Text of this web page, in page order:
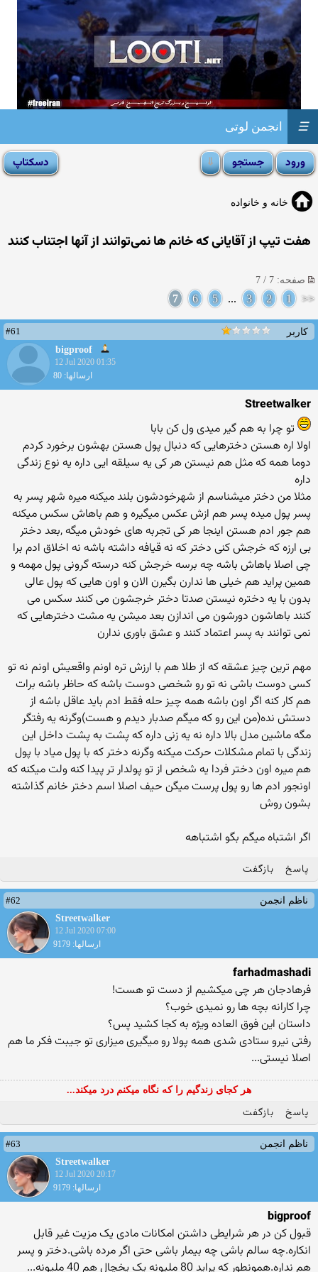
انجمن لوتی ☰
خانه و خانواده
هفت تیپ از آقایانی که خانم ها نمی‌توانند از آنها اجتناب کنند
صفحه: 7 / 7
<<
1
2
3
...
5
6
7
کاربر
#61
bigproof
12 Jul 2020 01:35
ارسالها: 80
Streetwalker
تو چرا به هم گیر میدی ول کن بابا
اولا اره هستن دخترهایی که دنبال پول هستن بهشون برخورد کردم
دوما همه که مثل هم نیستن هر کی یه سیلقه ایی داره یه نوع زندگی
داره
مثلا من دختر میشناسم از شهرخودشون بلند میکنه میره شهر پسر به
پسر پول میده پسر هم ازش عکس میگیره و هم باهاش سکس میکنه
هم جور ادم هستن اینجا هر کی تجربه های خودش میگه ,بعد دختر
بی ارزه که خرجش کنی دختر که نه قیافه داشته باشه نه اخلاق ادم برا
چی اصلا باهاش باشه چه برسه خرجش کنه درسته گرونی پول مهمه و
همین پراید هم خیلی ها ندارن بگیرن الان و اون هایی که پول عالی
بدون با یه دختره نیستن صدتا دختر خرجشون می کنند سکس می
کنند باهاشون دورشون می اندازن بعد میشن یه مشت دخترهایی که
نمی توانند به پسر اعتماد کنند و عشق باوری ندارن
مهم ترین چیز عشقه که از طلا هم با ارزش تره اونم واقعیش اونم نه تو
کسی دوست باشی نه تو رو شخصی دوست باشه که حاظر باشه برات
هم کار کنه اگر اون باشه همه چیز حله فقط ادم باید عاقل باشه از
دستش نده(من این رو که میگم صدبار دیدم و هست)وگرنه یه رفتگر
مگه ماشین مدل بالا داره نه یه زنی داره که پشت به پشت داخل این
زندگی با تمام مشکلات حرکت میکنه وگرنه دختر که با پول میاد با پول
هم میره اون دختر فردا یه شخص از تو پولدار تر پیدا کنه ولت میکنه که
اونجور ادم ها رو پول پرست میگن حیف اصلا اسم دختر خانم گذاشته
بشون روش
اگر اشتباه میگم بگو اشتباهه
پاسخ بازگفت
ناظم انجمن
#62
Streetwalker
12 Jul 2020 07:00
ارسالها: 9179
farhadmashadi
فرهادجان هر چی میکشیم از دست تو هست!
چرا کارانه بچه ها رو نمیدی خوب؟
داستان این فوق العاده ویژه به کجا کشید پس؟
رفتی نیرو ستادی شدی همه پولا رو میگیری میزاری تو جیبت فکر ما هم
اصلا نیستی...
هر کجای زندگیم را که نگاه میکنم درد میکند...
پاسخ بازگفت
ناظم انجمن
#63
Streetwalker
12 Jul 2020 20:17
ارسالها: 9179
bigproof
قبول کن در هر شرایطی داشتن امکانات مادی یک مزیت غیر قابل
انکاره.چه سالم باشی چه بیمار باشی حتی اگر مرده باشی.دختر و پسر
هم نداره.همونطور که پراید 80 ملیونه یک یخچال هم 40 ملیونه...